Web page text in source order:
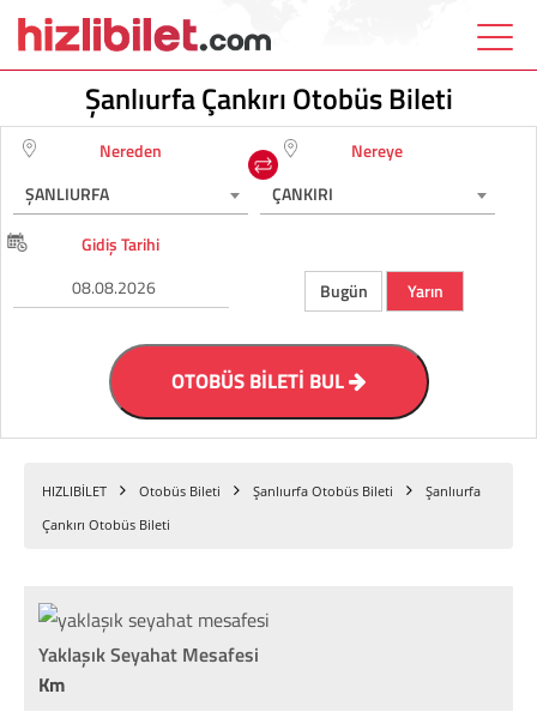
Şanlıurfa Çankırı Otobüs Bileti
Nereden
ŞANLIURFA
Nereye
ÇANKIRI
Gidiş Tarihi
Bugün
Yarın
OTOBÜS BİLETİ BUL
HIZLIBİLET Otobüs Bileti Şanlıurfa Otobüs Bileti
Şanlıurfa
Çankırı Otobüs Bileti
Yaklaşık Seyahat Mesafesi
Km